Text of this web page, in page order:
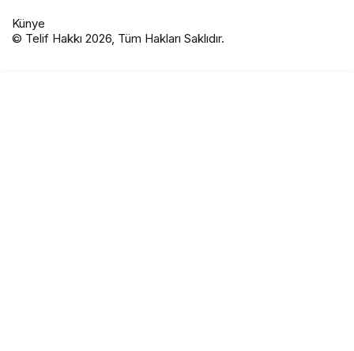
Künye
© Telif Hakkı 2026, Tüm Hakları Saklıdır.